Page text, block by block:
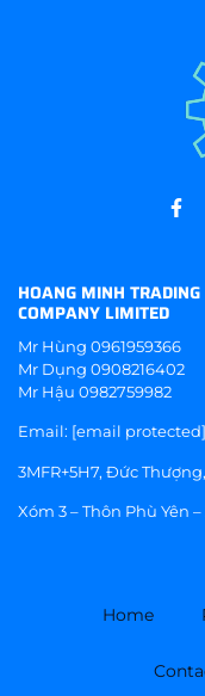
HOANG MINH
COMPANY LIMITED
Mr Hùng 0961959366
Mr Dụng 0908216402
Mr Hậu 0982759982
Email: [email protected]
3MFR+5H7, Đức
Xóm 3 – Thôn Phù Yên
Home